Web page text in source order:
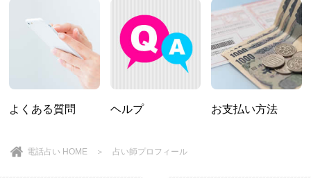
よくある質問 ヘルプ お支払い方法
電話占い HOME ＞ 占い師プロフィール